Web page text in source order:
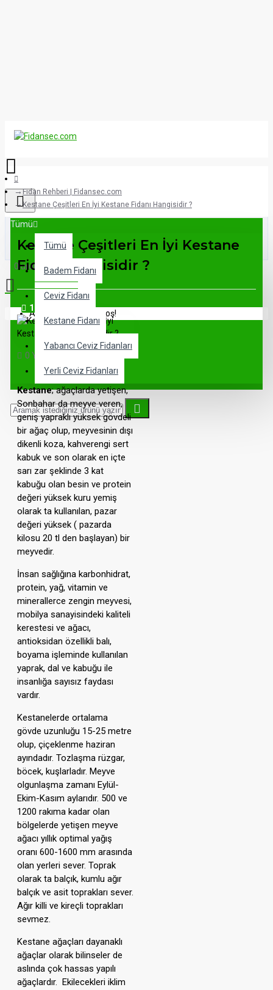
Tümü
Tümü
Badem Fidanı
Ceviz Fidanı
Kestane Fidanı
Yabancı Ceviz Fidanları
Yerli Ceviz Fidanları
0 ürün - 0,00TL
Alışveriş sepetiniz boş!
Fidan Rehberi | Fidansec.com
Kestane Çeşitleri En İyi Kestane Fidanı Hangisidir ?
Kestane Çeşitleri En İyi Kestane
Fidanı Hangisidir ?
17
0 Yorum
Kestane; ağaçlarda yetişen,
Sonbahar da meyve veren,
geniş yapraklı yüksek gövdeli
bir ağaç olup, meyvesinin dışı
dikenli koza, kahverengi sert
kabuk ve son olarak en içte
sarı zar şeklinde 3 kat
kabuğu olan besin ve protein
değeri yüksek kuru yemiş
olarak ta kullanılan, pazar
değeri yüksek ( pazarda
kilosu 20 tl den başlayan) bir
meyvedir.
İnsan sağlığına karbonhidrat,
protein, yağ, vitamin ve
minerallerce zengin meyvesi,
mobilya sanayisindeki kaliteli
kerestesi ve ağacı,
antioksidan özellikli balı,
boyama işleminde kullanılan
yaprak, dal ve kabuğu ile
insanlığa sayısız faydası
vardır.
Kestanelerde ortalama
gövde uzunluğu 15-25 metre
olup, çiçeklenme haziran
ayındadır. Tozlaşma rüzgar,
böcek, kuşlarladır. Meyve
olgunlaşma zamanı Eylül-
Ekim-Kasım aylarıdır. 500 ve
1200 rakıma kadar olan
bölgelerde yetişen meyve
ağacı yıllık optimal yağış
oranı 600-1600 mm arasında
olan yerleri sever. Toprak
olarak ta balçık, kumlu ağır
balçık ve asit toprakları sever.
Ağır killi ve kireçli toprakları
sevmez.
Kestane ağaçları dayanaklı
ağaçlar olarak bilinseler de
aslında çok hassas yapılı
ağaçlardır. Ekilecekleri iklim